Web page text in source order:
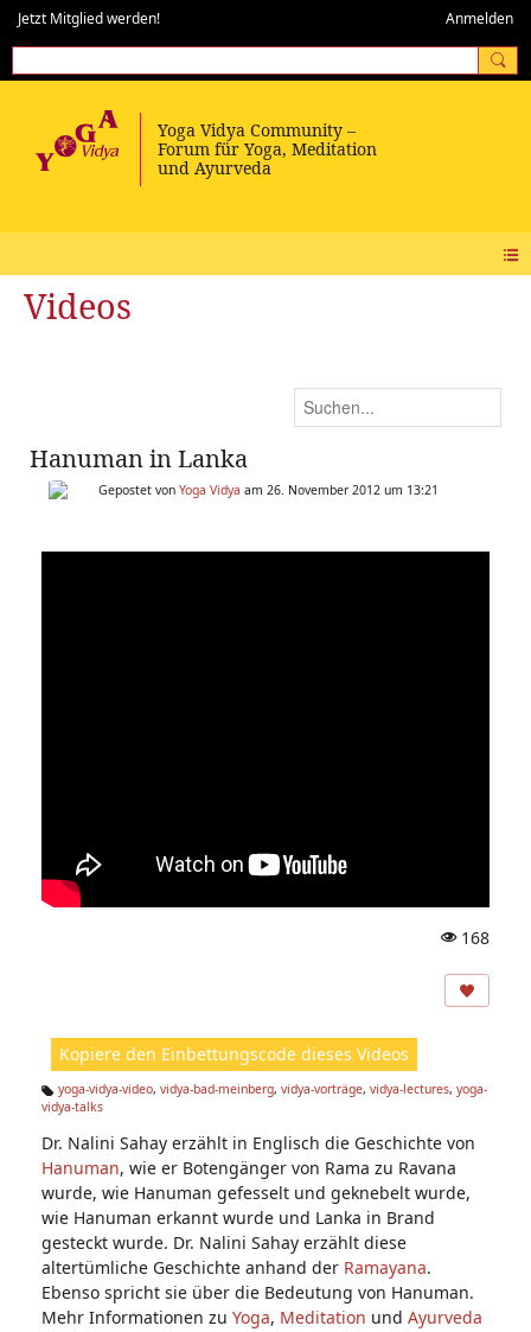
Jetzt Mitglied werden! Anmelden
Videos
Hanuman in Lanka
Gepostet von Yoga Vidya am 26. November 2012 um 13:21
ic
n:
168
Kopiere den Einbettungscode dieses Videos
Ta
s:
yoga-vidya-video, vidya-bad-meinberg, vidya-vorträge, vidya-lectures, yoga-
vidya-talks
Dr. Nalini Sahay erzählt in Englisch die Geschichte von
Hanuman, wie er Botengänger von Rama zu Ravana
wurde, wie Hanuman gefesselt und geknebelt wurde,
wie Hanuman erkannt wurde und Lanka in Brand
gesteckt wurde. Dr. Nalini Sahay erzählt diese
altertümliche Geschichte anhand der Ramayana.
Ebenso spricht sie über die Bedeutung von Hanuman.
Mehr Informationen zu Yoga, Meditation und Ayurveda